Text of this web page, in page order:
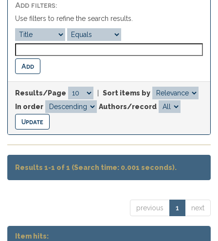
Add filters:
Use filters to refine the search results.
Results/Page
Sort items by
In order
Authors/record
Results 1-1 of 1 (Search time: 0.001 seconds).
previous 1 next
Item hits: